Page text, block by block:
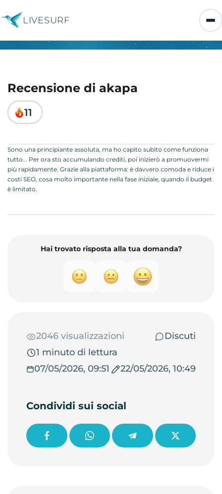
LIVESURF
Recensione di akapa
11
Sono una principiante assoluta, ma ho capito subito come funziona
tutto... Per ora sto accumulando crediti, poi inizierò a promuovermi
più rapidamente. Grazie alla piattaforma: è davvero comoda e riduce i
costi SEO, cosa molto importante nella fase iniziale, quando il budget
è limitato.
Hai trovato risposta alla tua domanda?
2046 visualizzazioni
Discuti
1 minuto di lettura
07/05/2026, 09:51
22/05/2026, 10:49
Condividi sui social